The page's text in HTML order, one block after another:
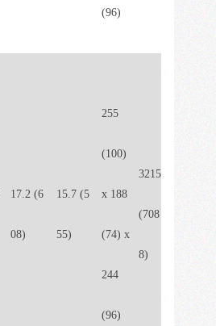
(96)
17.2 (6
08)
15.7 (5
55)
255
(100)
x 188
(74) x
244
(96)
3215
(708
8)